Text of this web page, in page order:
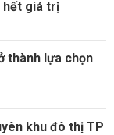
hết giá trị
thành lựa chọn
khu đô thị TP